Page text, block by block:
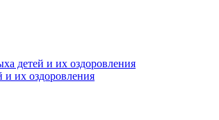
детей и их оздоровления
и их оздоровления